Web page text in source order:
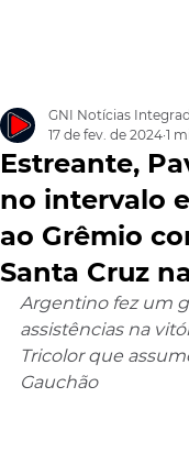
Estreante,
no intervalo
ao Grêmio
Santa Cruz
GNI Notícias
17 de fev. de 2024 1
Argentino fez um
assistências na
Tricolor que
Gauchão